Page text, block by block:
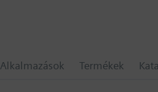
Alkalmazások Termékek